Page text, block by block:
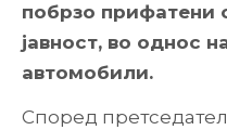
побрзо прифатени
јавност, во однос
автомобили.
Според